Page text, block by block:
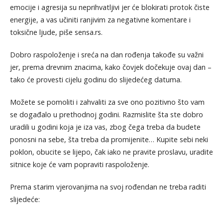
emocije i agresija su neprihvatljivi jer će blokirati protok čiste
energije, a vas učiniti ranjivim za negativne komentare i
toksične ljude, piše sensa.rs.
Dobro raspoloženje i sreća na dan rođenja takođe su važni
jer, prema drevnim znacima, kako čovjek dočekuje ovaj dan –
tako će provesti cijelu godinu do slijedećeg datuma.
Možete se pomoliti i zahvaliti za sve ono pozitivno što vam
se događalo u prethodnoj godini. Razmislite šta ste dobro
uradili u godini koja je iza vas, zbog čega treba da budete
ponosni na sebe, šta treba da promijenite… Kupite sebi neki
poklon, obucite se lijepo, čak iako ne pravite proslavu, uradite
sitnice koje će vam popraviti raspoloženje.
Prema starim vjerovanjima na svoj rođendan ne treba raditi
slijedeće: